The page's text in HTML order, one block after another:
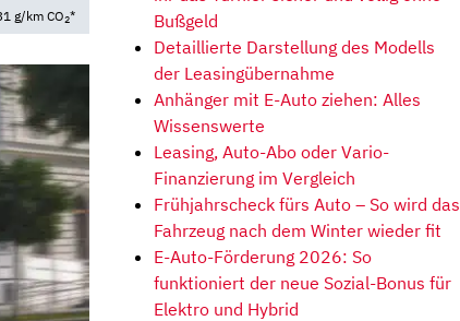
g/km CO2*
Bußgeld
Detaillierte Darstellung des Modells
der Leasingübernahme
Anhänger mit E-Auto ziehen: Alles
Wissenswerte
Leasing, Auto-Abo oder Vario-
Finanzierung im Vergleich
Frühjahrscheck fürs Auto – So wird das
Fahrzeug nach dem Winter wieder fit
E-Auto-Förderung 2026: So
funktioniert der neue Sozial-Bonus für
Elektro und Hybrid